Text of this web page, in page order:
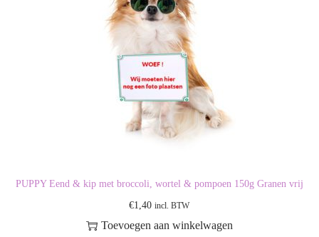
PUPPY Eend & kip met broccoli, wortel & pompoen 150g Granen vrij
€1,40 incl. BTW
Toevoegen aan winkelwagen